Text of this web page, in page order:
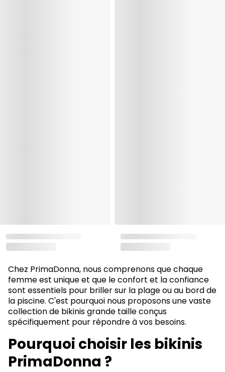
Chez PrimaDonna, nous comprenons que chaque
femme est unique et que le confort et la confiance
sont essentiels pour briller sur la plage ou au bord de
la piscine. C'est pourquoi nous proposons une vaste
collection de bikinis grande taille conçus
spécifiquement pour répondre à vos besoins.
Pourquoi choisir les bikinis
PrimaDonna ?